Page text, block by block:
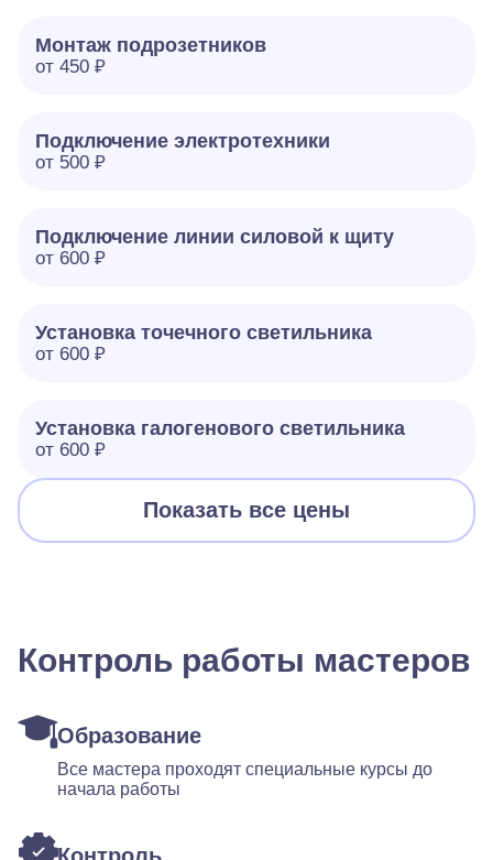
Монтаж подрозетников
от 450 ₽
Подключение электротехники
от 500 ₽
Подключение линии силовой к щиту
от 600 ₽
Установка точечного светильника
от 600 ₽
Установка галогенового светильника
от 600 ₽
Показать все цены
Контроль работы мастеров
Образование
Все мастера проходят специальные курсы до
начала работы